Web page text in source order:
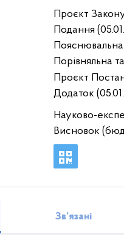
Проєкт
Подання
Пояснювальна
Порівняльна
Проєкт
Додаток
Науково-
Висновок
Зв’язані